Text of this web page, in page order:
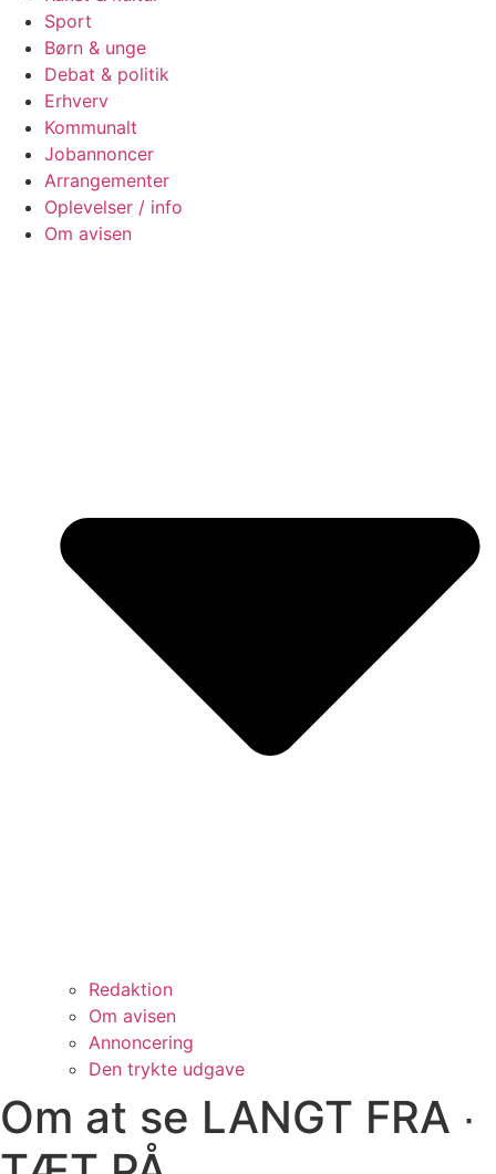
Sport
Børn & unge
Debat & politik
Erhverv
Kommunalt
Jobannoncer
Arrangementer
Oplevelser / info
Om avisen
Redaktion
Om avisen
Annoncering
Den trykte udgave
Om at se LANGT FRA ∙